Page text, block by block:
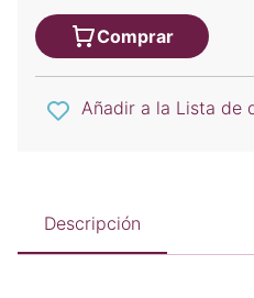
Comprar
Añadir a la Lista de
Descripción